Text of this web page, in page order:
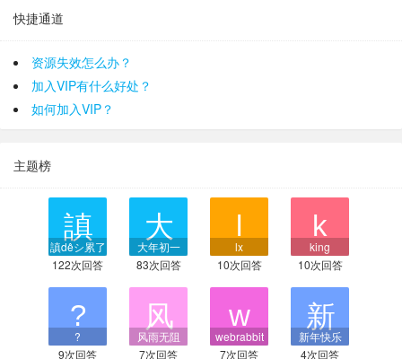
快捷通道
资源失效怎么办？
加入VIP有什么好处？
如何加入VIP？
主题榜
謓dêシ累了
122次回答
大年初一
83次回答
lx
10次回答
king
10次回答
?
9次回答
风雨无阻
7次回答
webrabbit
7次回答
新年快乐
4次回答